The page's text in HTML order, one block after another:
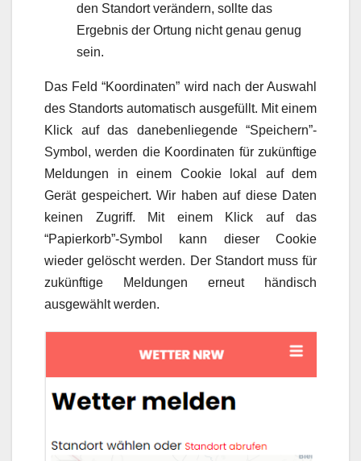
den Standort verändern, sollte das
Ergebnis der Ortung nicht genau genug
sein.
Das Feld “Koordinaten” wird nach der Auswahl
des Standorts automatisch ausgefüllt. Mit einem
Klick auf das danebenliegende “Speichern”-
Symbol, werden die Koordinaten für zukünftige
Meldungen in einem Cookie lokal auf dem
Gerät gespeichert. Wir haben auf diese Daten
keinen Zugriff. Mit einem Klick auf das
“Papierkorb”-Symbol kann dieser Cookie
wieder gelöscht werden. Der Standort muss für
zukünftige Meldungen erneut händisch
ausgewählt werden.